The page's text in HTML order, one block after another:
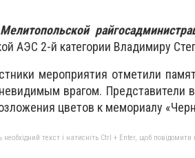
АЭС 2-й категории Владимиру
мероприятия отметили
врагом. Представители
цветов к мемориалу
текст і натисніть Ctrl + Enter, щоб повідомити